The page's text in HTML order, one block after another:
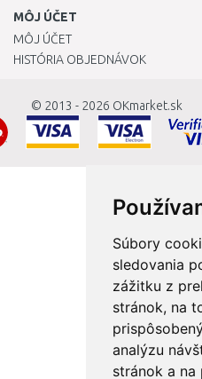
Súbory
sledovania
zážitku z
stránok, na
analýzu
stránok a na
MÔJ ÚČET
MÔJ ÚČET
HISTÓRIA OBJEDNÁVOK
© 2013 - 2026 OKmarket.sk